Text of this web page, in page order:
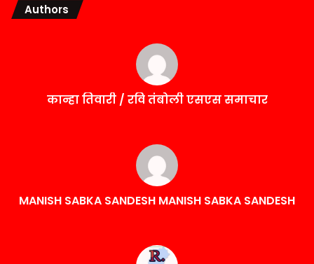
Authors
कान्हा तिवारी / रवि तंबोली एसएस समाचार
MANISH SABKA SANDESH MANISH SABKA SANDESH